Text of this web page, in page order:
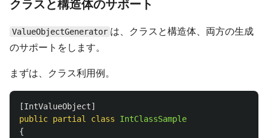
クラスと構造体のサポート
ValueObjectGenerator は、クラスと構造体、両方の生成
のサポートをします。
まずは、クラス利用例。
[IntValueObject]
public partial class
IntClassSample
{